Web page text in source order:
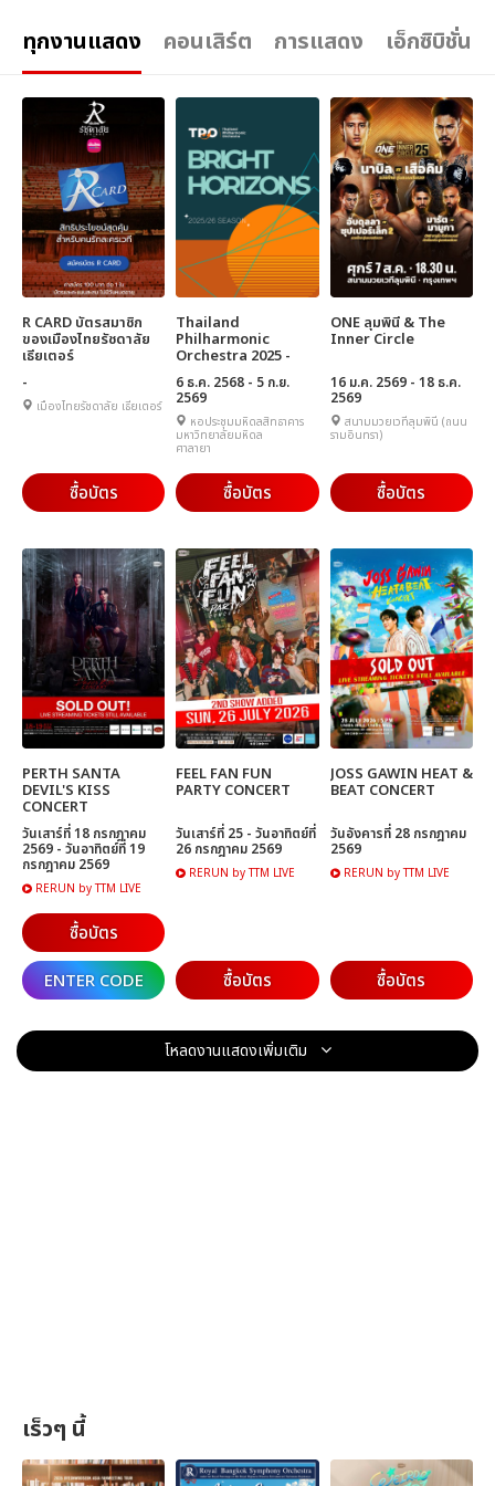
ทุกงานแสดง คอนเสิร์ต การแสดง เอ็กซิบิชั่น
R CARD บัตรสมาชิก
ของเมืองไทยรัชดาลัย
เธียเตอร์
-
เมืองไทยรัชดาลัย เธียเตอร์
ซื้อบัตร
Thailand
Philharmonic
Orchestra 2025 -
2026
6 ธ.ค. 2568 - 5 ก.ย.
2569
หอประชุมมหิดลสิทธาคาร
มหาวิทยาลัยมหิดล
ศาลายา
ซื้อบัตร
ONE ลุมพินี & The
Inner Circle
16 ม.ค. 2569 - 18 ธ.ค.
2569
สนามมวยเวทีลุมพินี (ถนน
รามอินทรา)
ซื้อบัตร
PERTH SANTA
DEVIL'S KISS
CONCERT
วันเสาร์ที่ 18 กรกฎาคม
2569 - วันอาทิตย์ที่ 19
กรกฎาคม 2569
RERUN by TTM LIVE
ซื้อบัตร
ENTER CODE
FEEL FAN FUN
PARTY CONCERT
วันเสาร์ที่ 25 - วันอาทิตย์ที่
26 กรกฎาคม 2569
RERUN by TTM LIVE
ซื้อบัตร
JOSS GAWIN HEAT &
BEAT CONCERT
วันอังคารที่ 28 กรกฎาคม
2569
RERUN by TTM LIVE
ซื้อบัตร
โหลดงานแสดงเพิ่มเติม
เร็วๆ นี้